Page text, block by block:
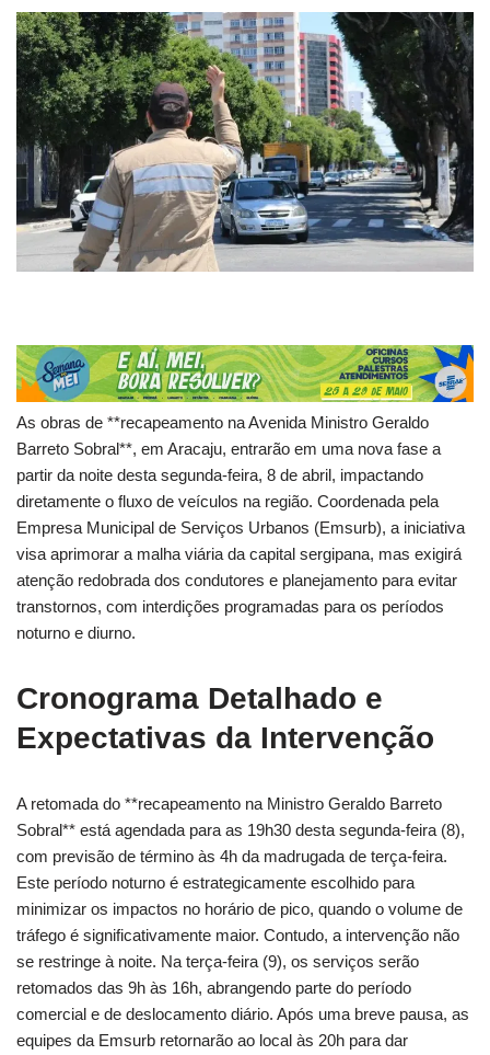
As obras de **recapeamento na Avenida Ministro Geraldo
Barreto Sobral**, em Aracaju, entrarão em uma nova fase a
partir da noite desta segunda-feira, 8 de abril, impactando
diretamente o fluxo de veículos na região. Coordenada pela
Empresa Municipal de Serviços Urbanos (Emsurb), a iniciativa
visa aprimorar a malha viária da capital sergipana, mas exigirá
atenção redobrada dos condutores e planejamento para evitar
transtornos, com interdições programadas para os períodos
noturno e diurno.
Cronograma Detalhado e
Expectativas da Intervenção
A retomada do **recapeamento na Ministro Geraldo Barreto
Sobral** está agendada para as 19h30 desta segunda-feira (8),
com previsão de término às 4h da madrugada de terça-feira.
Este período noturno é estrategicamente escolhido para
minimizar os impactos no horário de pico, quando o volume de
tráfego é significativamente maior. Contudo, a intervenção não
se restringe à noite. Na terça-feira (9), os serviços serão
retomados das 9h às 16h, abrangendo parte do período
comercial e de deslocamento diário. Após uma breve pausa, as
equipes da Emsurb retornarão ao local às 20h para dar